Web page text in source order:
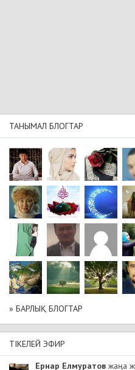
ТАНЫМАЛ БЛОГТАР
» БАРЛЫҚ БЛОГТАР
ТІКЕЛЕЙ ЭФИР
Ернар Елмуратов жаңа